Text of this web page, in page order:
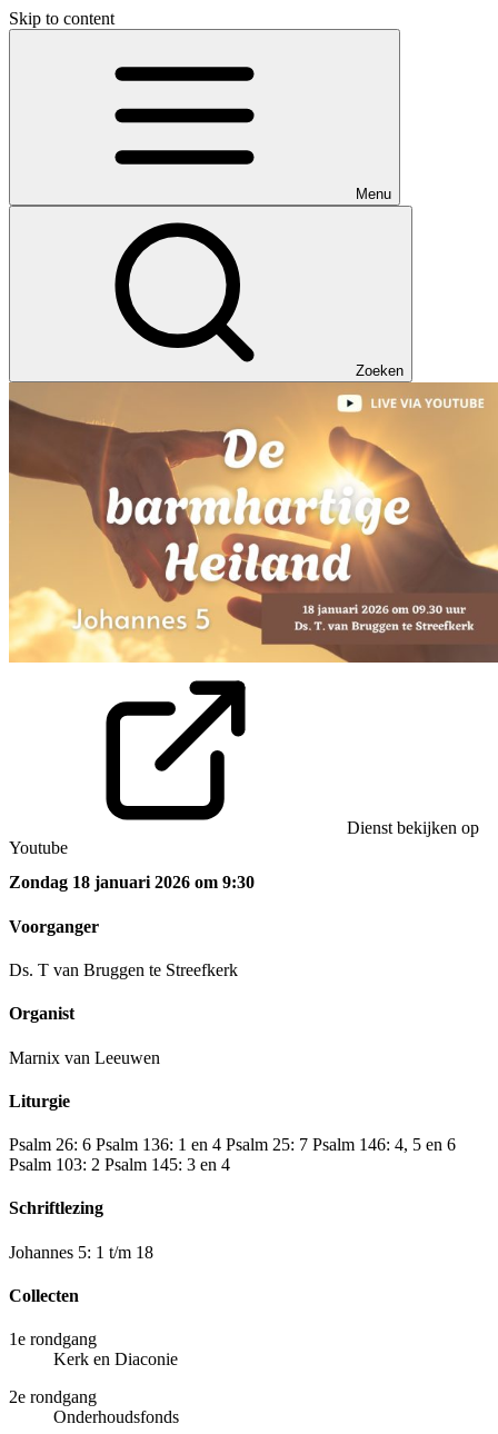
Skip to content
Menu
Zoeken
Dienst bekijken op
Youtube
Zondag 18 januari 2026 om 9:30
Voorganger
Ds. T van Bruggen te Streefkerk
Organist
Marnix van Leeuwen
Liturgie
Psalm 26: 6 Psalm 136: 1 en 4 Psalm 25: 7 Psalm 146: 4, 5 en 6
Psalm 103: 2 Psalm 145: 3 en 4
Schriftlezing
Johannes 5: 1 t/m 18
Collecten
1e rondgang
Kerk en Diaconie
2e rondgang
Onderhoudsfonds